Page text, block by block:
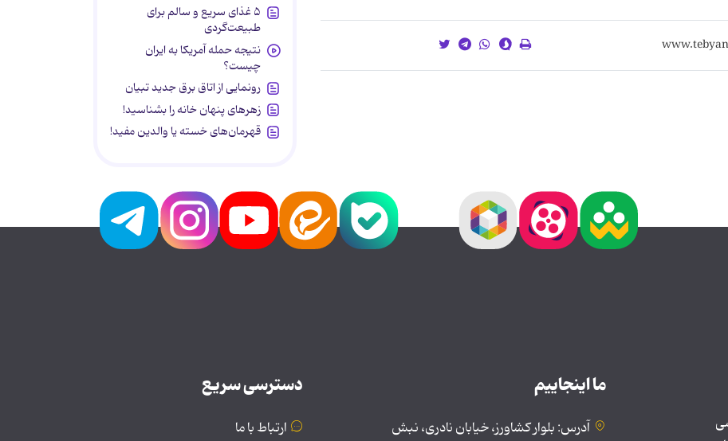
۵ غذای سریع و سالم برای
طبیعت‌گردی
نتیجه حمله آمریکا به ایران
چیست؟
رونمایی از اتاق برق جدید تبیان
زهرهای پنهان خانه را بشناسید!
قهرمان‌های خسته یا والدین مفید!
ما اینجاییم
آدرس: بلوار کشاورز، خیابان نادری، نبش
دسترسی سریع
ارتباط با ما